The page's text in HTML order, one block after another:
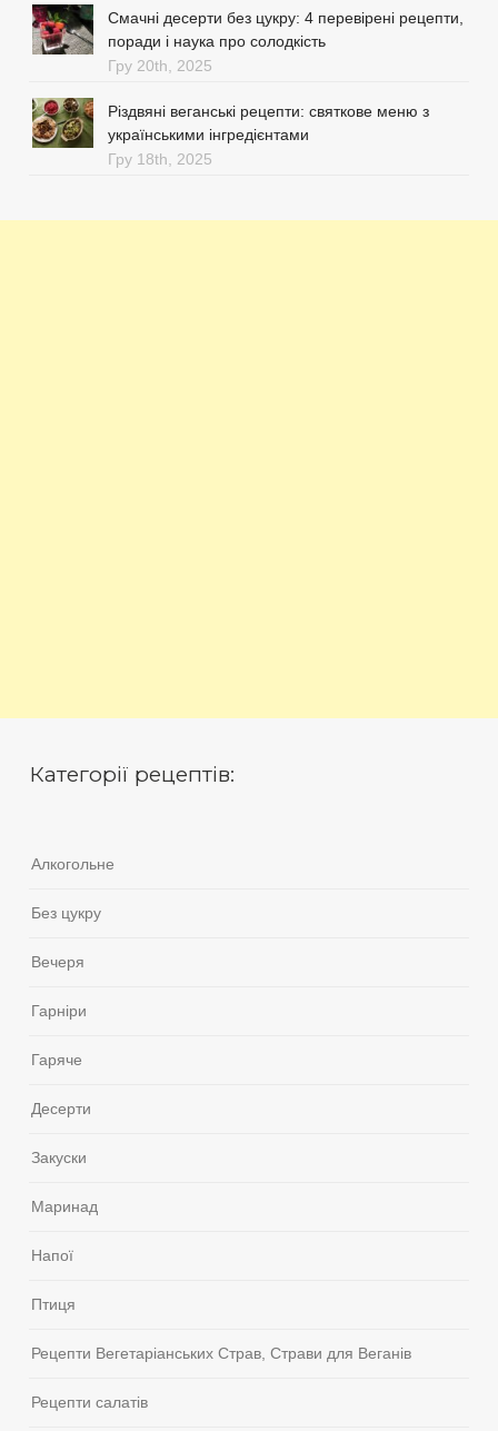
Смачні десерти без цукру: 4 перевірені рецепти,
поради і наука про солодкість
Гру 20th, 2025
Різдвяні веганські рецепти: святкове меню з
українськими інгредієнтами
Гру 18th, 2025
Категорії рецептів:
Алкогольне
Без цукру
Вечеря
Гарніри
Гаряче
Десерти
Закуски
Маринад
Напої
Птиця
Рецепти Вегетаріанських Страв, Страви для Веганів
Рецепти салатів